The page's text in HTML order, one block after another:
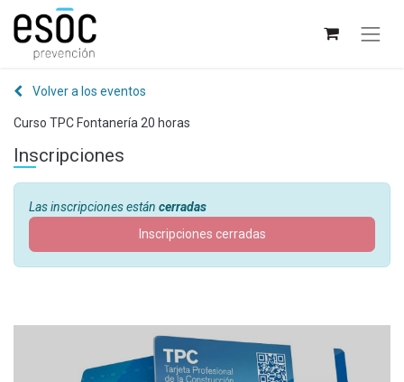
Volver a los eventos
Curso TPC Fontanería 20 horas
Inscripciones
Las inscripciones están cerradas
Inscripciones cerradas